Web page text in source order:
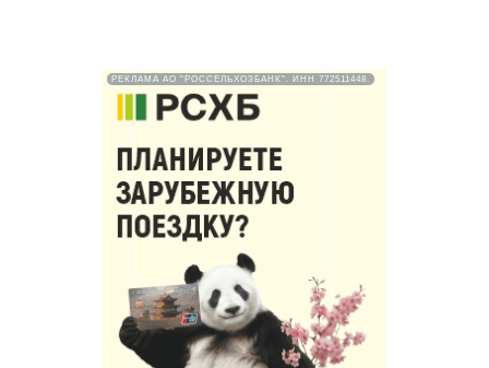
РЕКЛАМА АО "РОССЕЛЬХОЗБАНК". ИНН 772511448.